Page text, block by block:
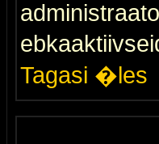
Tagasi �les